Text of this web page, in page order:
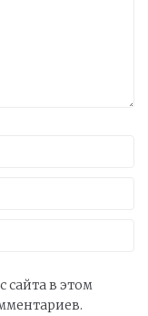
сайта в этом